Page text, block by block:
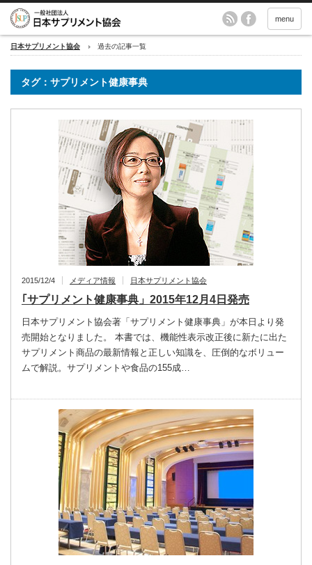
menu
日本サプリメント協会 過去の記事一覧
タグ：サプリメント健康事典
2015/12/4 メディア情報 日本サプリメント協会
｢サプリメント健康事典」2015年12月4日発売
日本サプリメント協会著「サプリメント健康事典」が本日より発
売開始となりました。 本書では、機能性表示改正後に新たに出た
サプリメント商品の最新情報と正しい知識を、圧倒的なボリュー
ムで解説。サプリメントや食品の155成…